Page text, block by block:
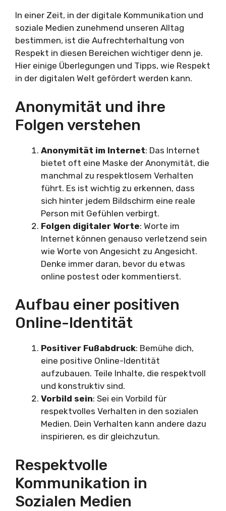
In einer Zeit, in der digitale Kommunikation und
soziale Medien zunehmend unseren Alltag
bestimmen, ist die Aufrechterhaltung von
Respekt in diesen Bereichen wichtiger denn je.
Hier einige Überlegungen und Tipps, wie Respekt
in der digitalen Welt gefördert werden kann.
Anonymität und ihre
Folgen verstehen
Anonymität im Internet: Das Internet
bietet oft eine Maske der Anonymität, die
manchmal zu respektlosem Verhalten
führt. Es ist wichtig zu erkennen, dass
sich hinter jedem Bildschirm eine reale
Person mit Gefühlen verbirgt.
Folgen digitaler Worte: Worte im
Internet können genauso verletzend sein
wie Worte von Angesicht zu Angesicht.
Denke immer daran, bevor du etwas
online postest oder kommentierst.
Aufbau einer positiven
Online-Identität
Positiver Fußabdruck: Bemühe dich,
eine positive Online-Identität
aufzubauen. Teile Inhalte, die respektvoll
und konstruktiv sind.
Vorbild sein: Sei ein Vorbild für
respektvolles Verhalten in den sozialen
Medien. Dein Verhalten kann andere dazu
inspirieren, es dir gleichzutun.
Respektvolle
Kommunikation in
Sozialen Medien